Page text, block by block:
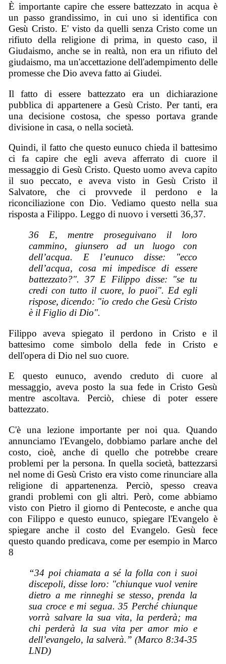
È importante capire che essere battezzato in acqua è
un passo grandissimo, in cui uno si identifica con
Gesù Cristo. E' visto da quelli senza Cristo come un
rifiuto della religione di prima, in questo caso, il
Giudaismo, anche se in realtà, non era un rifiuto del
giudaismo, ma un'accettazione dell'adempimento delle
promesse che Dio aveva fatto ai Giudei.
Il fatto di essere battezzato era un dichiarazione
pubblica di appartenere a Gesù Cristo. Per tanti, era
una decisione costosa, che spesso portava grande
divisione in casa, o nella società.
Quindi, il fatto che questo eunuco chieda il battesimo
ci fa capire che egli aveva afferrato di cuore il
messaggio di Gesù Cristo. Questo uomo aveva capito
il suo peccato, e aveva visto in Gesù Cristo il
Salvatore, che ci provvede il perdono e la
riconciliazione con Dio. Vediamo questo nella sua
risposta a Filippo. Leggo di nuovo i versetti 36,37.
36 E, mentre proseguivano il loro
cammino, giunsero ad un luogo con
dell’acqua. E l’eunuco disse: "ecco
dell’acqua, cosa mi impedisce di essere
battezzato?". 37 E Filippo disse: "se tu
credi con tutto il cuore, lo puoi". Ed egli
rispose, dicendo: "io credo che Gesù Cristo
è il Figlio di Dio".
Filippo aveva spiegato il perdono in Cristo e il
battesimo come simbolo della fede in Cristo e
dell'opera di Dio nel suo cuore.
E questo eunuco, avendo creduto di cuore al
messaggio, aveva posto la sua fede in Cristo Gesù
mentre ascoltava. Perciò, chiese di poter essere
battezzato.
C'è una lezione importante per noi qua. Quando
annunciamo l'Evangelo, dobbiamo parlare anche del
costo, cioè, anche di quello che potrebbe creare
problemi per la persona. In quella società, battezzarsi
nel nome di Gesù Cristo era visto come rinunciare alla
religione di appartenenza. Perciò, spesso creava
grandi problemi con gli altri. Però, come abbiamo
visto con Pietro il giorno di Pentecoste, e anche qua
con Filippo e questo eunuco, spiegare l'Evangelo è
spiegare anche il costo del Evangelo. Gesù fece
questo quando predicava, come per esempio in Marco
8
“34 poi chiamata a sé la folla con i suoi
discepoli, disse loro: "chiunque vuol venire
dietro a me rinneghi se stesso, prenda la
sua croce e mi segua. 35 Perché chiunque
vorrà salvare la sua vita, la perderà; ma
chi perderà la sua vita per amor mio e
dell’evangelo, la salverà.” (Marco 8:34-35
LND)